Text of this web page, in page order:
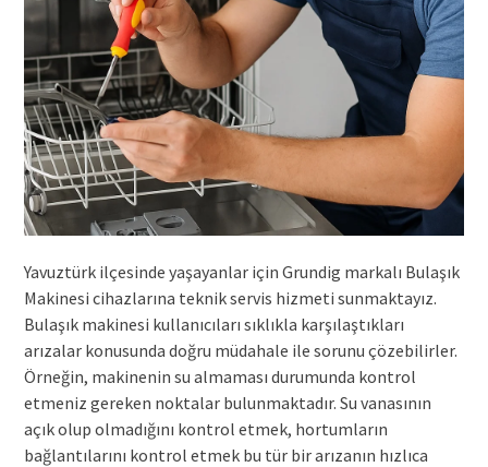
Yavuztürk ilçesinde yaşayanlar için Grundig markalı Bulaşık
Makinesi cihazlarına teknik servis hizmeti sunmaktayız.
Bulaşık makinesi kullanıcıları sıklıkla karşılaştıkları
arızalar konusunda doğru müdahale ile sorunu çözebilirler.
Örneğin, makinenin su almaması durumunda kontrol
etmeniz gereken noktalar bulunmaktadır. Su vanasının
açık olup olmadığını kontrol etmek, hortumların
bağlantılarını kontrol etmek bu tür bir arızanın hızlıca